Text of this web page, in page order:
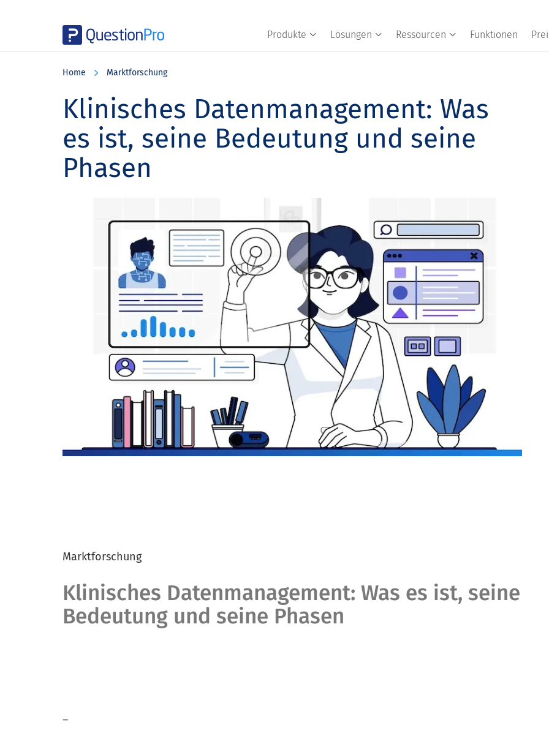
Produkte Lösungen Ressourcen Funktionen
Home Marktforschung
Klinisches Datenmanagement: Was
es ist, seine Bedeutung und seine
Phasen
Marktforschung
Klinisches Datenmanagement: Was es ist, seine
Bedeutung und seine Phasen
–